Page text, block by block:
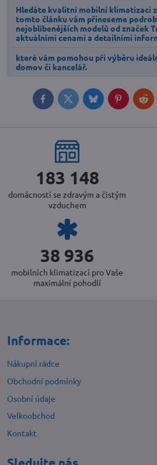
Hledáte kvalitní mobilní klimatizaci
tomto článku vám přineseme
nejoblíbenějších modelů od značek
aktuálními cenami a detailními
které vám pomohou při výběru
domov či kancelář.
FacebookTwitterBlueskyPinterest
251 090
domácností se zdravým a čistým
vzduchem
53 380
mobilních klimatizací pro Vaše
maximální pohodlí
Informace:
Nákupní rádce
Obchodní podmínky
Osobní údaje
Velkoobchod
Kontakt